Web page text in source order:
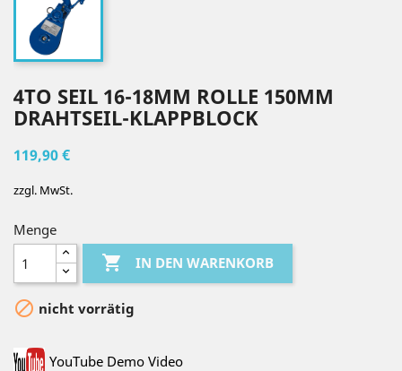
4TO SEIL 16-18MM ROLLE 150MM
DRAHTSEIL-KLAPPBLOCK
119,90 €
zzgl. MwSt.
Menge
 IN DEN WARENKORB
 nicht vorrätig
YouTube Demo Video